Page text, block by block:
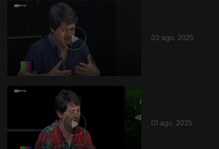
03 ago. 2025
01 ago. 2025